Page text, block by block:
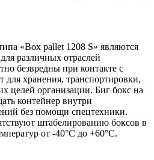
«Box pallet 1208 S» являются
различных отраслей
безвредны при контакте с
хранения, транспортировки,
целей организации. Биг бокс на
контейнер внутри
без помощи спецтехники.
штабелированию боксов в
от -40°С до +60°С.